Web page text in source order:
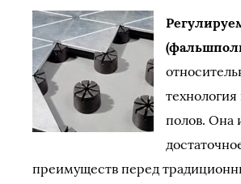
Хобби
Разное
Праздники
технология
полов. Она
преимуществ перед